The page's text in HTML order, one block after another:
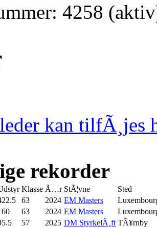
4258
kan tilfÃ¸jes
rekorder
Klasse Ã…r StÃ¦vne
Sted
63 2024 EM Masters
63 2024 EM Masters
57 2025 DM StyrkelÃ¸ft TÃ¥rnby